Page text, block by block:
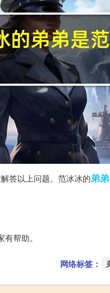
答以上问题。范冰冰的弟弟
帮助。
网络标签：